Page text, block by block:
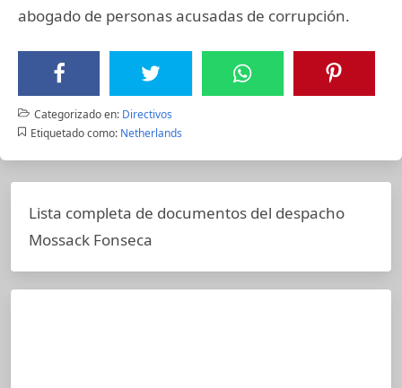
abogado de personas acusadas de corrupción.
Categorizado en: Directivos
Etiquetado como: Netherlands
Lista completa de documentos del despacho
Mossack Fonseca